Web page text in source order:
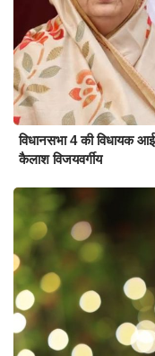
विधानसभा 4 की विधायक
कैलाश विजयवर्गीय